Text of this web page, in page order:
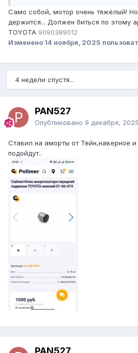
Само собой, мотор очень тяжёлый! Но
держится... Должен биться по этому
TOYOTA 9090389012
Изменено 14 ноября, 2025
4 недели спустя...
PAN527
Опубликовано 9 декабря, 2025
Ставил на аморты от Тейн,наверное
подойдут..
PAN527